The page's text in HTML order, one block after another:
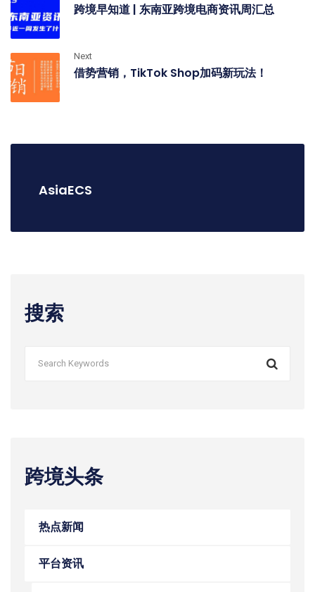
跨境早知道 | 东南亚跨境电商资讯周汇总
Next
借势营销，TikTok Shop加码新玩法！
AsiaECS
搜索
跨境头条
热点新闻
平台资讯